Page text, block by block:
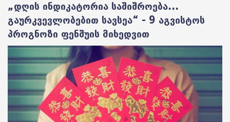
„დღის ინდიკატორია საშიშროება...
გაურკვევლობებით სავსეა“ - 9 აგვისტოს
პროგნოზი ფენშუის მიხედვით